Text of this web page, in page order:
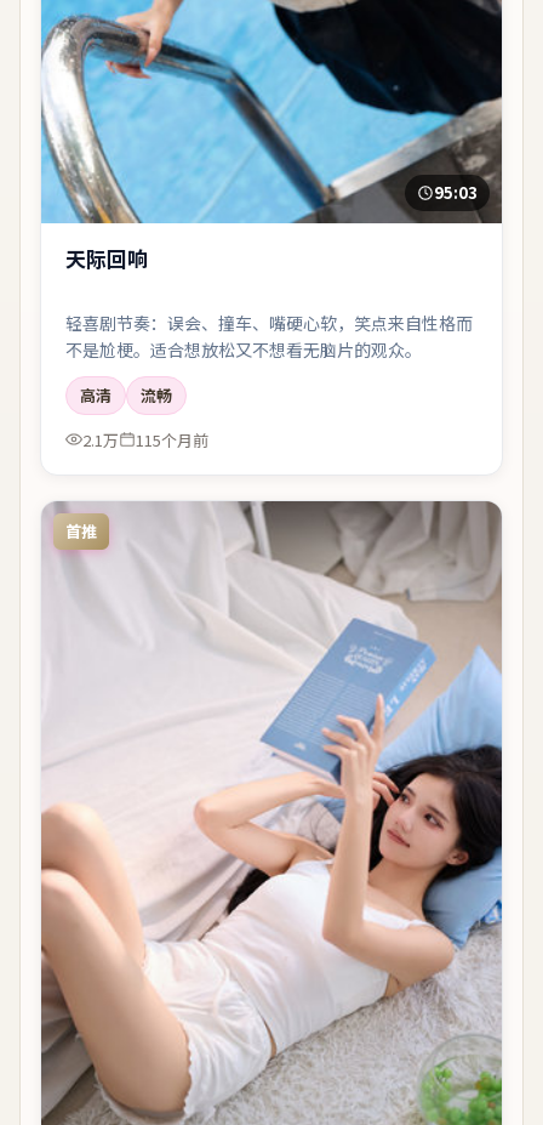
95:03
天际回响
轻喜剧节奏：误会、撞车、嘴硬心软，笑点来自性格而
不是尬梗。适合想放松又不想看无脑片的观众。
高清
流畅
2.1万
115个月前
首推